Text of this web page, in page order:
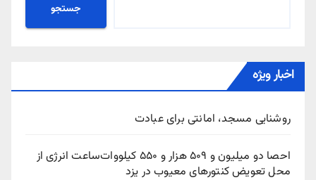
جستجو
اخبار ویژه
روشنایی مسجد، امانتی برای عبادت
احصا دو میلیون و ۵۰۹ هزار و ۵۵۰ کیلووات‌ساعت انرژی از
محل تعویض کنتورهای معیوب در یزد